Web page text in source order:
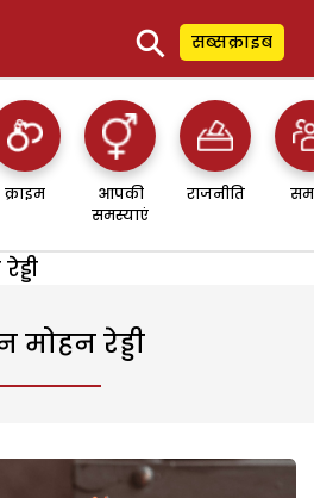
⚲ सब्सक्राइब
क्राइम
आपकी
समस्याएं
राजनीति
रेड्डी